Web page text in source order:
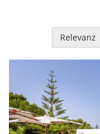
Relevanz